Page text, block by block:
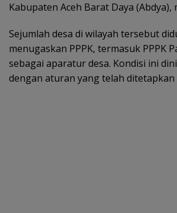
Kabupaten Aceh Barat Daya
Sejumlah desa di wilayah tersebut
menugaskan PPPK, termasuk PPPK
sebagai aparatur desa. Kondisi ini
dengan aturan yang telah